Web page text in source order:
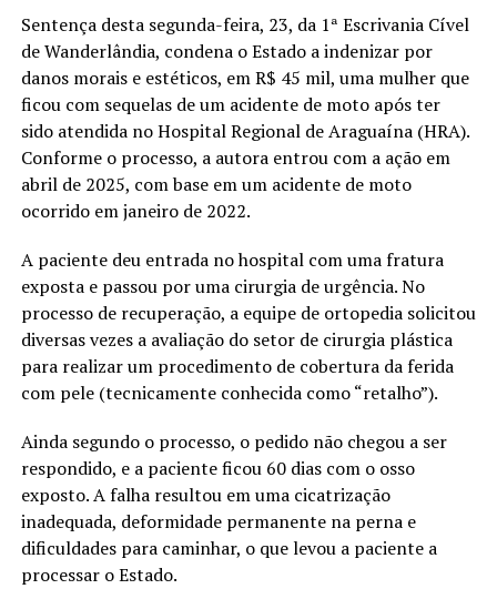
Sentença desta segunda-feira, 23, da 1ª Escrivania Cível
de Wanderlândia, condena o Estado a indenizar por
danos morais e estéticos, em R$ 45 mil, uma mulher que
ficou com sequelas de um acidente de moto após ter
sido atendida no Hospital Regional de Araguaína (HRA).
Conforme o processo, a autora entrou com a ação em
abril de 2025, com base em um acidente de moto
ocorrido em janeiro de 2022.
A paciente deu entrada no hospital com uma fratura
exposta e passou por uma cirurgia de urgência. No
processo de recuperação, a equipe de ortopedia solicitou
diversas vezes a avaliação do setor de cirurgia plástica
para realizar um procedimento de cobertura da ferida
com pele (tecnicamente conhecida como “retalho”).
Ainda segundo o processo, o pedido não chegou a ser
respondido, e a paciente ficou 60 dias com o osso
exposto. A falha resultou em uma cicatrização
inadequada, deformidade permanente na perna e
dificuldades para caminhar, o que levou a paciente a
processar o Estado.